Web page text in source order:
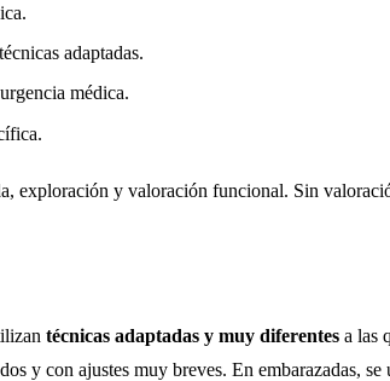
adaptadas.
médica.
exploración y valoración funcional. Sin
técnicas adaptadas y muy diferentes a las
y con ajustes muy breves. En embarazadas,